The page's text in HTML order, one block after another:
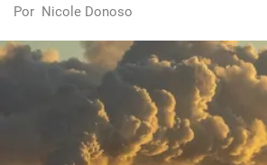
Por Nicole Donoso